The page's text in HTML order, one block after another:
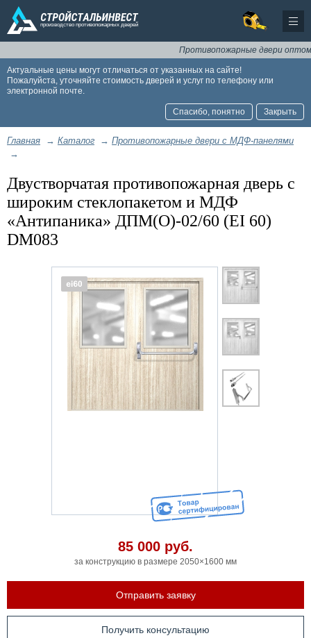
Противопожарные двери оптом и
Актуальные цены могут отличаться от указанных на сайте!
Пожалуйста, уточняйте стоимость дверей и услуг по телефону или
электронной почте.
Спасибо, понятно Закрыть
Главная → Каталог → Противопожарные двери с МДФ-панелями
→
Двустворчатая противопожарная дверь с
широким стеклопакетом и МДФ
«Антипаника» ДПМ(О)-02/60 (EI 60)
DM083
85 000 руб.
за конструкцию в размере 2050×1600 мм
Отправить заявку
Получить консультацию